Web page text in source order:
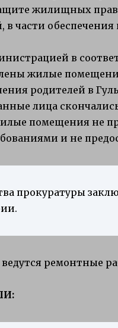
жилищных
в части
в
жилые
родителей в
лица
помещения не
и не
прокуратуры
ремонтные